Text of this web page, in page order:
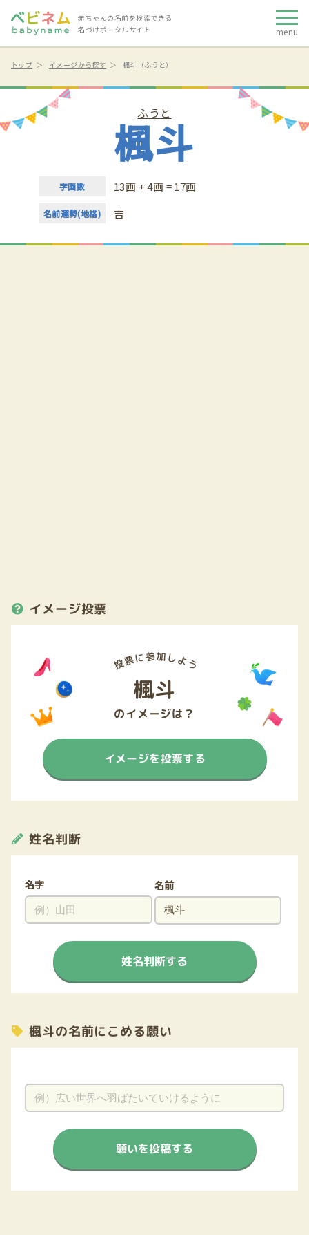
赤ちゃんの名前を検索できる
名づけポータルサイト
menu
トップ イメージから探す 楓斗（ふうと）
ふうと
楓斗
字画数 13画 + 4画 = 17画
名前運勢(地格) 吉
イメージ投票
楓斗
のイメージは？
イメージを投票する
姓名判断
名字 名前
姓名判断する
楓斗の名前にこめる願い
願いを投稿する